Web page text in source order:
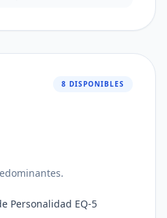
8 DISPONIBLES
Personalidad EQ-5